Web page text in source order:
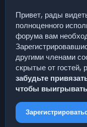
Привет, рады
полноценного
форума вам
другими членами
скрытые от гостей,
забудьте
чтобы выигрывать